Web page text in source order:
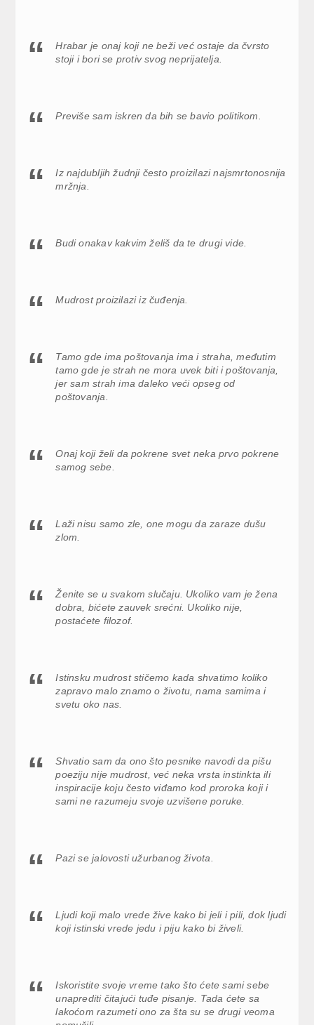
Hrabar je onaj koji ne beži već ostaje da čvrsto
stoji i bori se protiv svog neprijatelja.
Previše sam iskren da bih se bavio politikom.
Iz najdubljih žudnji često proizilazi najsmrtonosnija
mržnja.
Budi onakav kakvim želiš da te drugi vide.
Mudrost proizilazi iz čuđenja.
Tamo gde ima poštovanja ima i straha, međutim
tamo gde je strah ne mora uvek biti i poštovanja,
jer sam strah ima daleko veći opseg od
poštovanja.
Onaj koji želi da pokrene svet neka prvo pokrene
samog sebe.
Laži nisu samo zle, one mogu da zaraze dušu
zlom.
Ženite se u svakom slučaju. Ukoliko vam je žena
dobra, bićete zauvek srećni. Ukoliko nije,
postaćete filozof.
Istinsku mudrost stičemo kada shvatimo koliko
zapravo malo znamo o životu, nama samima i
svetu oko nas.
Shvatio sam da ono što pesnike navodi da pišu
poeziju nije mudrost, već neka vrsta instinkta ili
inspiracije koju često viđamo kod proroka koji i
sami ne razumeju svoje uzvišene poruke.
Pazi se jalovosti užurbanog života.
Ljudi koji malo vrede žive kako bi jeli i pili, dok ljudi
koji istinski vrede jedu i piju kako bi živeli.
Iskoristite svoje vreme tako što ćete sami sebe
unaprediti čitajući tuđe pisanje. Tada ćete sa
lakoćom razumeti ono za šta su se drugi veoma